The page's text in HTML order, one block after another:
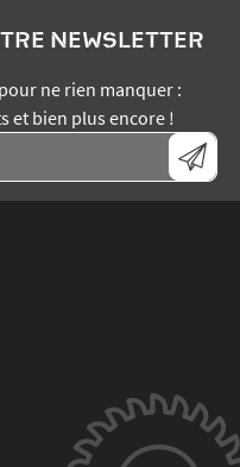
NEWSLETTER
ne rien manquer :
et bien plus encore !